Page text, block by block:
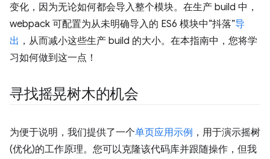
变化，因为无论如何都会导入整个模块。在生产 build 中，
webpack 可配置为从未明确导入的 ES6 模块中“抖落”导
出 ，从而减小这些生产 build 的大小。在本指南中，您将学
习如何做到这一点！
寻找摇晃树木的机会
为便于说明，我们提供了一个单页应用示例 ，用于演示摇树
(优化)的工作原理。您可以克隆该代码库并跟随操作，但我